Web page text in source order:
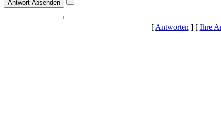
[Antworten] [ Ihre